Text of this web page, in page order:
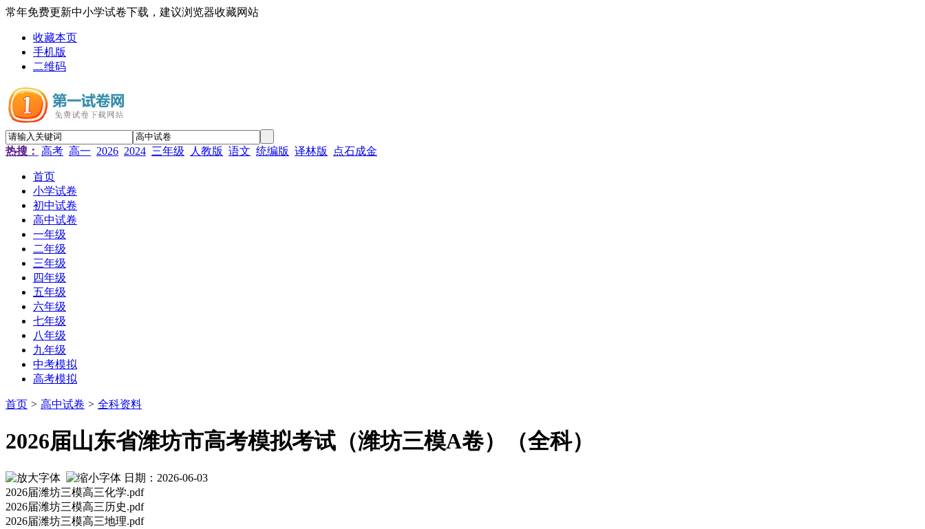
常年免费更新中小学试卷下载，建议浏览器收藏网站
收藏本页
手机版
二维码
热搜： 高考 高一 2026 2024 三年级 人教版 语文 统编版 译林版 点石成金
首页
小学试卷
初中试卷
高中试卷
一年级
二年级
三年级
四年级
五年级
六年级
七年级
八年级
九年级
中考模拟
高考模拟
首页 > 高中试卷 > 全科资料
2026届山东省潍坊市高考模拟考试（潍坊三模A卷）（全科）
日期：2026-06-03
2026届潍坊三模高三化学.pdf
2026届潍坊三模高三历史.pdf
2026届潍坊三模高三地理.pdf